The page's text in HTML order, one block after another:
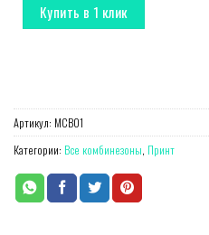
Купить в 1 клик
Артикул: MСB01
Категории: Все комбинезоны, Принт